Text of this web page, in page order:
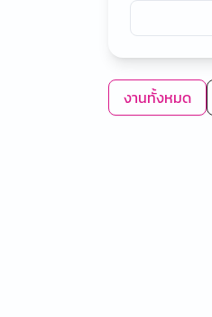
งานทั้งหมด